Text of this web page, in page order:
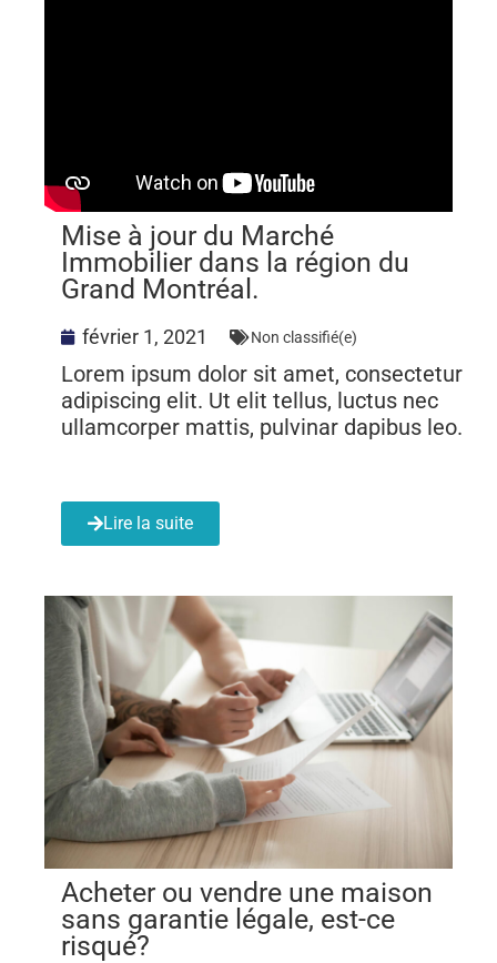
Mise à jour du Marché
Immobilier dans la région du
Grand Montréal.
février 1, 2021 Non classifié(e)
Lorem ipsum dolor sit amet, consectetur
adipiscing elit. Ut elit tellus, luctus nec
ullamcorper mattis, pulvinar dapibus leo.
Lire la suite
Acheter ou vendre une maison
sans garantie légale, est-ce
risqué?